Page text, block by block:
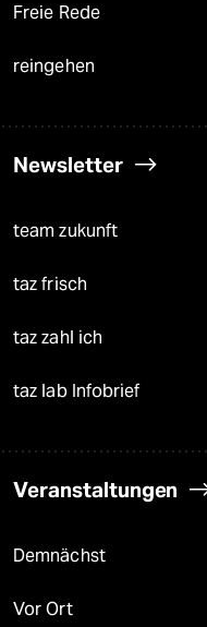
Freie Rede
reingehen
Newsletter
team zukunft
taz frisch
taz zahl ich
taz lab Infobrief
Veranstaltungen
Demnächst
Vor Ort